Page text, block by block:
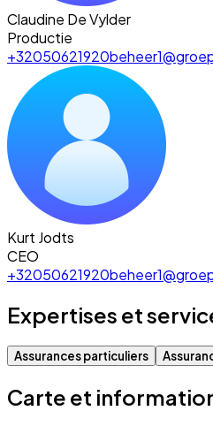
Claudine De Vylder
Productie
+32050621920
Kurt Jodts
CEO
+32050621920
Expertises et
Assurances particuliers
Carte et